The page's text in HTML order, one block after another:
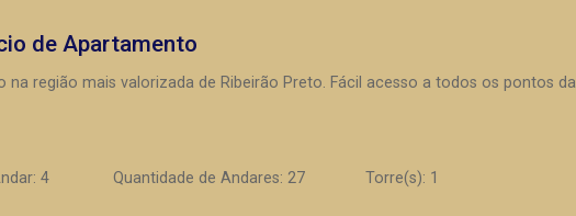
de Apartamento
na região mais valorizada de Ribeirão Preto. Fácil acesso a todos os pontos da
4
Quantidade de Andares: 27
Torre(s): 1